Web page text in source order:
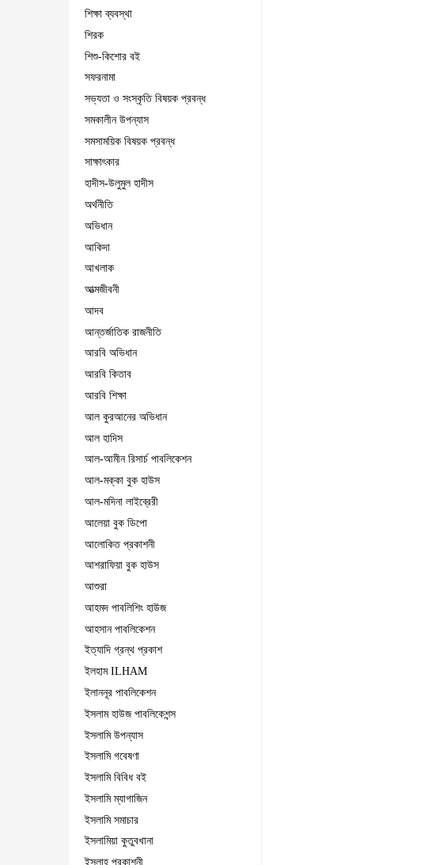
শিক্ষা ব্যবস্থা
শিরক
শিশু-কিশোর বই
সফরনামা
সভ্যতা ও সংস্কৃতি বিষয়ক প্রবন্ধ
সমকালীন উপন্যাস
সমসাময়িক বিষয়ক প্রবন্ধ
সাক্ষাৎকার
হাদীস-উলুমুল হাদীস
অর্থনীতি
অভিধান
আকিদা
আখলাক
আত্মজীবনী
আদব
আন্তর্জাতিক রাজনীতি
আরবি অভিধান
আরবি কিতাব
আরবি শিক্ষা
আল কুরআনের অভিধান
আল হাদিস
আল-আমীন রিসার্চ পাবলিকেশন
আল-মক্কা বুক হাউস
আল-মদিনা লাইব্রেরী
আলেয়া বুক ডিপো
আলোকিত প্রকাশনী
আশরাফিয়া বুক হাউস
আশুরা
আহমদ পাবলিশিং হাউজ
আহসান পাবলিকেশন
ইত্যাদি গ্রন্থ প্রকাশ
ইলহাম ILHAM
ইলাননূর পাবলিকেশন
ইসলাম হাউজ পাবলিকেশন্স
ইসলামি উপন্যাস
ইসলামি গবেষণা
ইসলামি বিবিধ বই
ইসলামি ম্যাগাজিন
ইসলামি সমাচার
ইসলামিয়া কুতুবখানা
ইসলাহ প্রকাশনী